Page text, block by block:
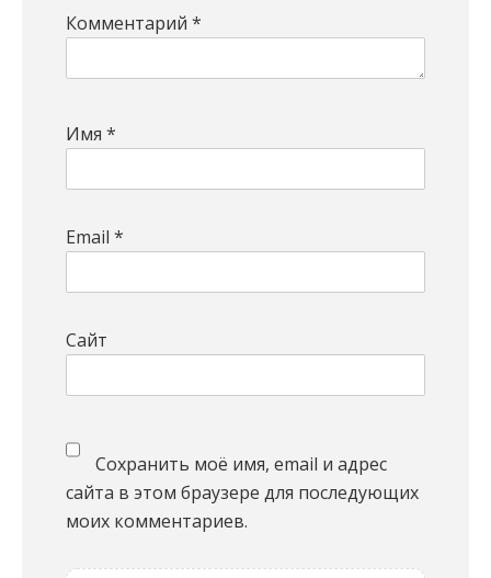
Комментарий *
Имя *
Email *
Сайт
Сохранить моё имя, email и адрес
сайта в этом браузере для последующих
моих комментариев.